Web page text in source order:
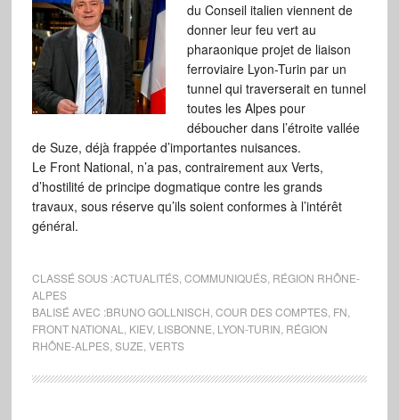
du Conseil italien viennent de
donner leur feu vert au
pharaonique projet de liaison
ferroviaire Lyon-Turin par un
tunnel qui traverserait en tunnel
toutes les Alpes pour
déboucher dans l’étroite vallée
de Suze, déjà frappée d’importantes nuisances.
Le Front National, n’a pas, contrairement aux Verts,
d’hostilité de principe dogmatique contre les grands
travaux, sous réserve qu’ils soient conformes à l’intérêt
général.
CLASSÉ SOUS :ACTUALITÉS, COMMUNIQUÉS, RÉGION RHÔNE-
ALPES
BALISÉ AVEC :BRUNO GOLLNISCH COUR DES COMPTES, FN
FRONT NATIONAL
KIEV, LISBONNE LYON-TURIN RÉGION
RHÔNE-ALPES, SUZE VERTS